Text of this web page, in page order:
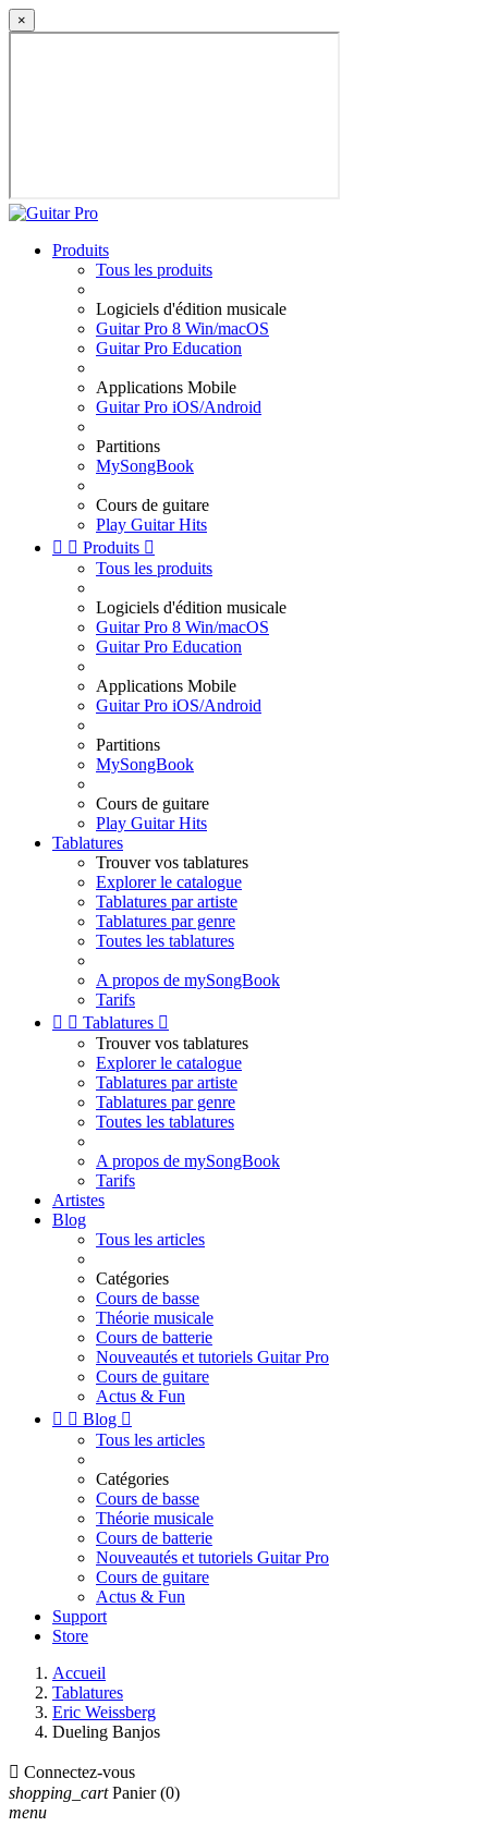
×
Produits
Tous les produits
Logiciels d'édition musicale
Guitar Pro 8 Win/macOS
Guitar Pro Education
Applications Mobile
Guitar Pro iOS/Android
Partitions
MySongBook
Cours de guitare
Play Guitar Hits
  Produits 
Tous les produits
Logiciels d'édition musicale
Guitar Pro 8 Win/macOS
Guitar Pro Education
Applications Mobile
Guitar Pro iOS/Android
Partitions
MySongBook
Cours de guitare
Play Guitar Hits
Tablatures
Trouver vos tablatures
Explorer le catalogue
Tablatures par artiste
Tablatures par genre
Toutes les tablatures
A propos de mySongBook
Tarifs
  Tablatures 
Trouver vos tablatures
Explorer le catalogue
Tablatures par artiste
Tablatures par genre
Toutes les tablatures
A propos de mySongBook
Tarifs
Artistes
Blog
Tous les articles
Catégories
Cours de basse
Théorie musicale
Cours de batterie
Nouveautés et tutoriels Guitar Pro
Cours de guitare
Actus & Fun
  Blog 
Tous les articles
Catégories
Cours de basse
Théorie musicale
Cours de batterie
Nouveautés et tutoriels Guitar Pro
Cours de guitare
Actus & Fun
Support
Store
Accueil
Tablatures
Eric Weissberg
Dueling Banjos
 Connectez-vous
shopping_cart Panier (0)
menu